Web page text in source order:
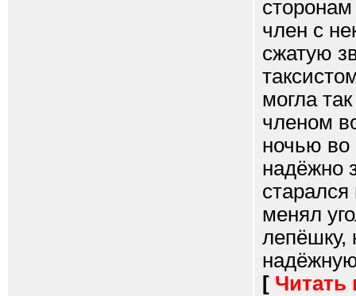
сторонам
член с
сжатую
могла
членом
ночью во
надёжно
менял
лепёшку,
[ Читать